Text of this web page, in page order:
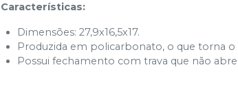
Características:
Dimensões: 27,9x16,5x17.
Produzida em policarbonato, o que torna
Possui fechamento com trava que não